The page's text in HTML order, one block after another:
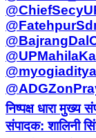
निष्पक्ष धारा
संपादक: शालिनी